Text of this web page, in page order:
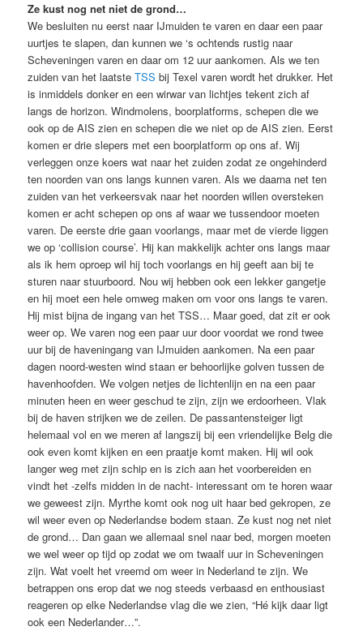
Ze kust nog net niet de grond…
We besluiten nu eerst naar IJmuiden te varen en daar een paar
uurtjes te slapen, dan kunnen we ‘s ochtends rustig naar
Scheveningen varen en daar om 12 uur aankomen. Als we ten
zuiden van het laatsteTSS bij Texel varen wordt het drukker. Het
is inmiddels donker en een wirwar van lichtjes tekent zich af
langs de horizon. Windmolens, boorplatforms, schepen die we
ook op de AIS zien en schepen die we niet op de AIS zien. Eerst
komen er drie slepers met een boorplatform op ons af. Wij
verleggen onze koers wat naar het zuiden zodat ze ongehinderd
ten noorden van ons langs kunnen varen. Als we daarna net ten
zuiden van het verkeersvak naar het noorden willen oversteken
komen er acht schepen op ons af waar we tussendoor moeten
varen. De eerste drie gaan voorlangs, maar met de vierde liggen
we op ‘collision course’. Hij kan makkelijk achter ons langs maar
als ik hem oproep wil hij toch voorlangs en hij geeft aan bij te
sturen naar stuurboord. Nou wij hebben ook een lekker gangetje
en hij moet een hele omweg maken om voor ons langs te varen.
Hij mist bijna de ingang van het TSS… Maar goed, dat zit er ook
weer op. We varen nog een paar uur door voordat we rond twee
uur bij de haveningang van IJmuiden aankomen. Na een paar
dagen noord-westen wind staan er behoorlijke golven tussen de
havenhoofden. We volgen netjes de lichtenlijn en na een paar
minuten heen en weer geschud te zijn, zijn we erdoorheen. Vlak
bij de haven strijken we de zeilen. De passantensteiger ligt
helemaal vol en we meren af langszij bij een vriendelijke Belg die
ook even komt kijken en een praatje komt maken. Hij wil ook
langer weg met zijn schip en is zich aan het voorbereiden en
vindt het -zelfs midden in de nacht- interessant om te horen waar
we geweest zijn. Myrthe komt ook nog uit haar bed gekropen, ze
wil weer even op Nederlandse bodem staan. Ze kust nog net niet
de grond… Dan gaan we allemaal snel naar bed, morgen moeten
we wel weer op tijd op zodat we om twaalf uur in Scheveningen
zijn. Wat voelt het vreemd om weer in Nederland te zijn. We
betrappen ons erop dat we nog steeds verbaasd en enthousiast
reageren op elke Nederlandse vlag die we zien, “Hé kijk daar ligt
ook een Nederlander…”.